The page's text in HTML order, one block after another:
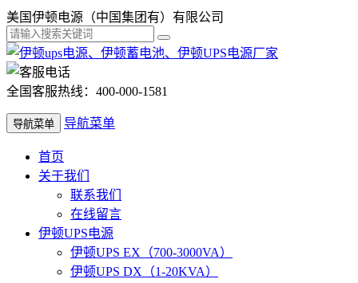
美国伊顿电源（中国集团有）有限公司
全国客服热线：400-000-1581
导航菜单 导航菜单
首页
关于我们
联系我们
在线留言
伊顿UPS电源
伊顿UPS EX（700-3000VA）
伊顿UPS DX（1-20KVA）